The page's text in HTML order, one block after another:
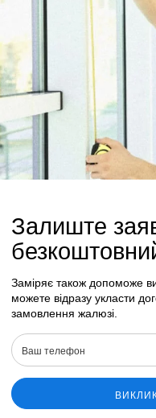
Залиште
Заміряє також допоможе
можете відразу укласти
замовлення жалюзі.